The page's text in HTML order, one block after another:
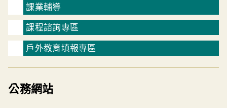
課業輔導
課程諮詢專區
戶外教育填報專區
公務網站